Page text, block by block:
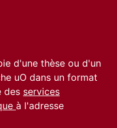
d'une thèse ou d'un
uO dans un format
des services
à l'adresse